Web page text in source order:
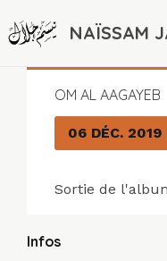
NAÏSSAM
OM AL AAGAYEB
06 DÉC. 2019
Sortie de
Infos